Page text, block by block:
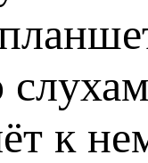
к